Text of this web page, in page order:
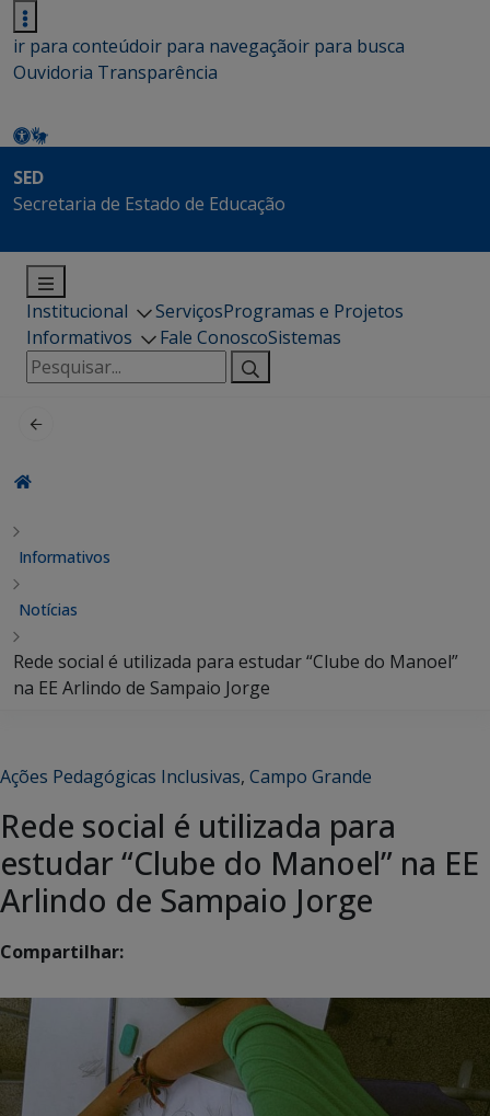
ir para conteúdoir para navegaçãoir para busca
Ouvidoria Transparência
SED
Secretaria de Estado de Educação
Institucional ServiçosProgramas e Projetos
Informativos
Fale ConoscoSistemas
Pesquisar
por:
Informativos
Notícias
Rede social é utilizada para estudar “Clube do Manoel”
na EE Arlindo de Sampaio Jorge
Ações Pedagógicas Inclusivas, Campo Grande
Rede social é utilizada para
estudar “Clube do Manoel” na EE
Arlindo de Sampaio Jorge
Compartilhar: